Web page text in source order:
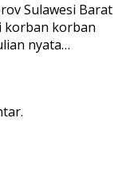
Sulawesi Barat
korban korban
nyata…